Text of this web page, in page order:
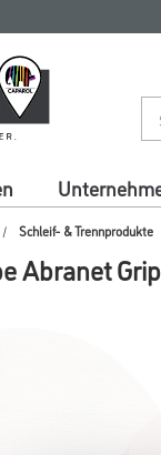
Schleif- & Trennprodukte
Abranet Grip